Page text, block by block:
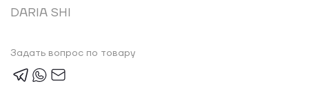
DARIA SHI
Задать вопрос по товару